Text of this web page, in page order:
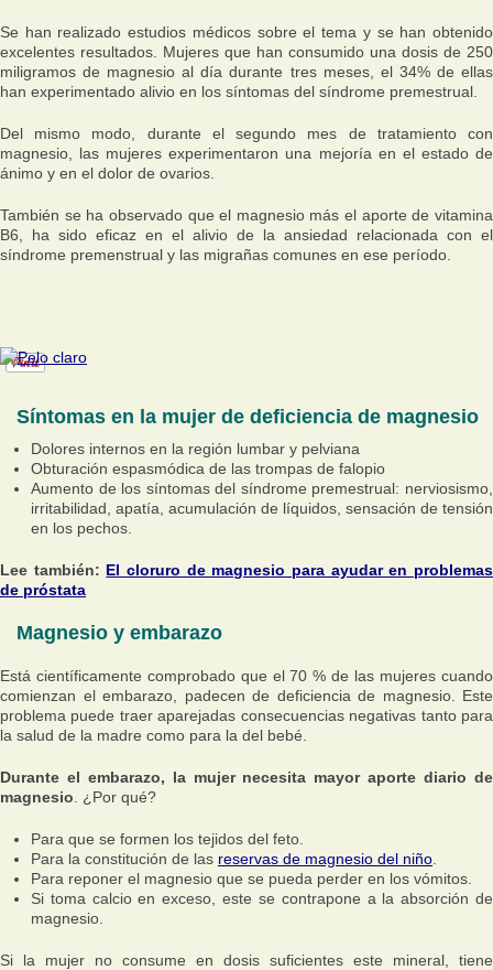
Se han realizado estudios médicos sobre el tema y se han obtenido
excelentes resultados. Mujeres que han consumido una dosis de 250
miligramos de magnesio al día durante tres meses, el 34% de ellas
han experimentado alivio en los síntomas del síndrome premestrual.
Del mismo modo, durante el segundo mes de tratamiento con
magnesio, las mujeres experimentaron una mejoría en el estado de
ánimo y en el dolor de ovarios.
También se ha observado que el magnesio más el aporte de vitamina
B6, ha sido eficaz en el alivio de la ansiedad relacionada con el
síndrome premenstrual y las migrañas comunes en ese período.
Síntomas en la mujer de deficiencia de magnesio
Dolores internos en la región lumbar y pelviana
Obturación espasmódica de las trompas de falopio
Aumento de los síntomas del síndrome premestrual: nerviosismo,
irritabilidad, apatía, acumulación de líquidos, sensación de tensión
en los pechos.
Lee también: El cloruro de magnesio para ayudar en problemas
de próstata
Magnesio y embarazo
Está científicamente comprobado que el 70 % de las mujeres cuando
comienzan el embarazo, padecen de deficiencia de magnesio. Este
problema puede traer aparejadas consecuencias negativas tanto para
la salud de la madre como para la del bebé.
Durante el embarazo, la mujer necesita mayor aporte diario de
magnesio . ¿Por qué?
Para que se formen los tejidos del feto.
Para la constitución de las reservas de magnesio del niño
Para reponer el magnesio que se pueda perder en los vómitos.
Si toma calcio en exceso, este se contrapone a la absorción de
magnesio.
Si la mujer no consume en dosis suficientes este mineral, tiene